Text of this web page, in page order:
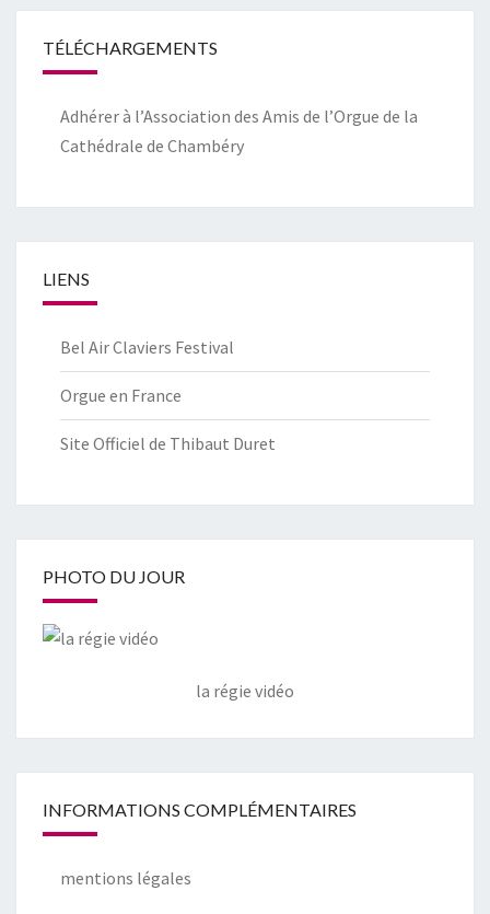
TÉLÉCHARGEMENTS
Adhérer à l’Association des Amis de l’Orgue de la
Cathédrale de Chambéry
LIENS
Bel Air Claviers Festival
Orgue en France
Site Officiel de Thibaut Duret
PHOTO DU JOUR
la régie vidéo
INFORMATIONS COMPLÉMENTAIRES
mentions légales